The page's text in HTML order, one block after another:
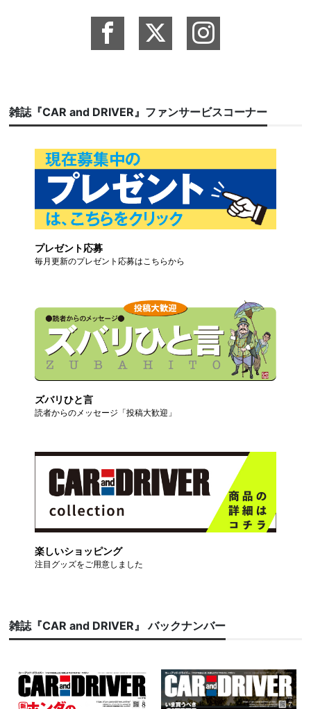
雑誌『CAR and DRIVER』ファンサービスコーナー
プレゼント応募
毎月更新のプレゼント応募はこちらから
ズバリひと言
読者からのメッセージ「投稿大歓迎」
楽しいショッピング
注目グッズをご用意しました
雑誌『CAR and DRIVER』 バックナンバー